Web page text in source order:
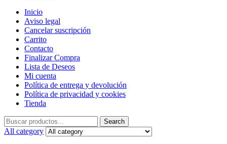
Inicio
Aviso legal
Cancelar suscripción
Carrito
Contacto
Finalizar Compra
Lista de Deseos
Mi cuenta
Política de entrega y devolución
Política de privacidad y cookies
Tienda
Search
for:
Search
All category